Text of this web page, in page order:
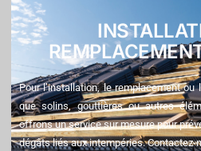
Pour l’installation, le remplacement
que solins, gouttières ou autres
offrons un service sur mesure pour
dégâts liés aux intempéries. Contactez-